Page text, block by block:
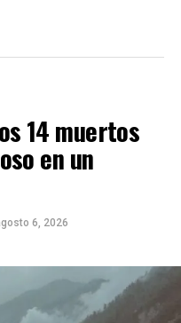
14 muertos
en un
6, 2026